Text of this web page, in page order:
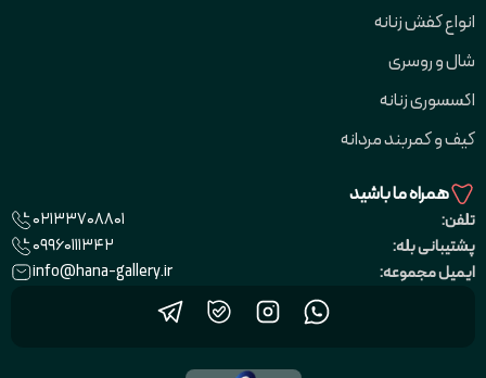
انواع کفش زنانه
شال و روسری
اکسسوری زنانه
کیف و کمربند مردانه
همراه ما باشید
تلفن:
02133708801
پشتیبانی بله:
09960111342
ایمیل مجموعه:
info@hana-gallery.ir